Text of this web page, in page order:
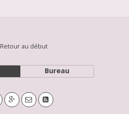
Retour au début
Bureau